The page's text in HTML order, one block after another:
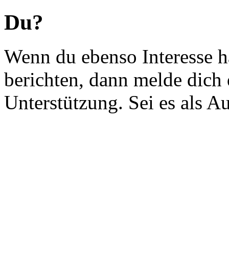
Du?
Wenn du ebenso Interesse
berichten, dann melde
Unterstützung. Sei es als